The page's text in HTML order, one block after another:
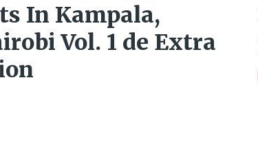
In Kampala,
Vol. 1 de Extra